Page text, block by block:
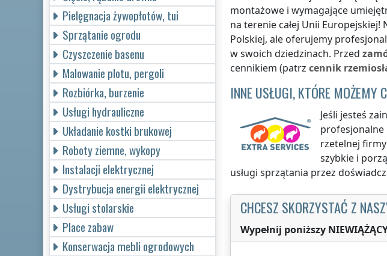
montażowe i wymagające
na terenie całej Unii
Polskiej, ale oferujemy
w swoich dziedzinach. Przed
cennikiem (patrz cennik
INNE USŁUGI, KTÓRE MOŻEMY
Jeśli jesteś
profesjonalne
rzetelnej
szybkie i
usługi sprzątania przez
CHCESZ SKORZYSTAĆ Z
Wypełnij poniższy
Pielęgnacja żywopłotów, tui
Sprzątanie ogrodu
Czyszczenie basenu
Malowanie plotu, pergoli
Rozbiórka, burzenie
Usługi hydrauliczne
Układanie kostki brukowej
Roboty ziemne, wykopy
Instalacji elektrycznej
Dystrybucja energii elektrycznej
Usługi stolarskie
Place zabaw
Konserwacja mebli ogrodowych